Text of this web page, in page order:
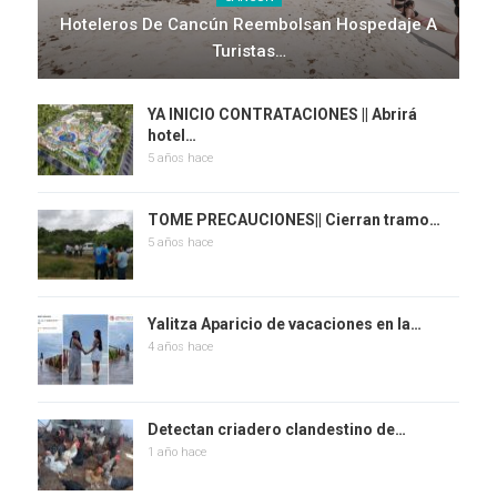
Hoteleros De Cancún Reembolsan Hospedaje A
Turistas…
YA INICIO CONTRATACIONES || Abrirá
hotel…
5 años hace
TOME PRECAUCIONES|| Cierran tramo…
5 años hace
Yalitza Aparicio de vacaciones en la…
4 años hace
Detectan criadero clandestino de…
1 año hace